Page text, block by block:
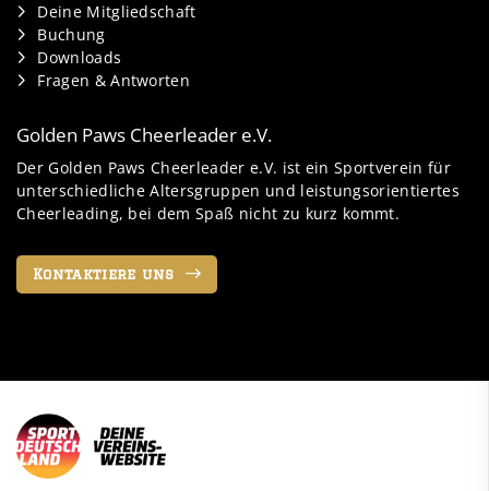
Deine Mitgliedschaft
Buchung
Downloads
Fragen & Antworten
Golden Paws Cheerleader e.V.
Der Golden Paws Cheerleader e.V. ist ein Sportverein für
unterschiedliche Altersgruppen und leistungsorientiertes
Cheerleading, bei dem Spaß nicht zu kurz kommt.
Kontaktiere uns